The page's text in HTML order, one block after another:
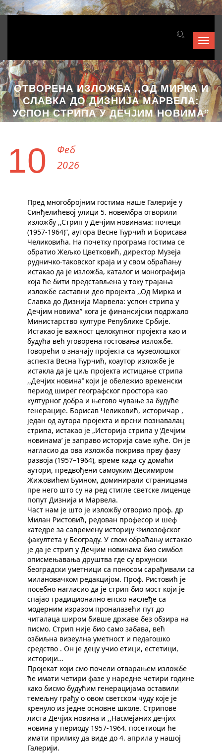
ОТВОРЕНА ИЗЛОЖБА ,,ОД МИРКА И
СЛАВКА ДО ДИЗНИЈА МАРВЕЛА:
УСПОН СТРИПА У ДЕЧЈИМ НОВИМА”
10
Феб
2026
Пред многобројним гостима наше Галерије у
Синђелићевој улици 5. новембра отворили
изложбу ,,Стрип у Дечјим новинама: почеци
(1957-1964)”, аутора Весне Ћурчић и Борисава
Челиковића. На почетку програма гостима се
обратио Жељко Цветковић, директор Музеја
рудничко-таковског краја и у свом обраћању
истакао да је изложба, каталог и монографија
која ће бити представљена у току трајања
изложбе саставни део пројекта ,,Од Мирка и
Славка до Дизнија Марвела: успон стрипа у
Дечјим новима” кога је финансијски подржало
Министарство културе Републике Србије.
Истакао је важност целокупног пројекта као и
будућа већ уговорена гостовања изложбе.
Говорећи о значају пројекта са музеолошког
аспекта Весна Ћурчић, коаутор изложбе је
истакла да је циљ пројекта истицање стрипа
,,Дечјих новина’’ који је обележио временски
период ширег географског простора као
културног добра и његово чување за будуће
генерације. Борисав Челиковић, историчар ,
један од аутора пројекта и врсни познавалац
стрипа, истакао је „Историја стрипа у ‘Дечјим
новинама’ је заправо историја саме куће. Он је
нагласио да ова изложба покрива прву фазу
развоја (1957–1964), време када су домаћи
аутори, предвођени самоуким Десимиром
Жижовићем Буином, доминирали страницама
пре него што су на ред стигле светске лиценце
попут Дизнија и Марвела.
Част нам је што је изложбу отворио проф. др
Милан Ристовић, редован професор и шеф
катедре за савремену историју Филозофског
факултета у Београду. У свом обраћању истакао
је да је стрип у Дечјим новинама био симбол
описмењавања друштва где су врхунски
београдски уметници са поносом сарађивали са
милановачком редакцијом. Проф. Ристовић је
посебно нагласио да је стрип био мост који је
спајао традиционално епско наслеђе са
модерним изразом проналазећи пут до
читалаца широм бивше државе без обзира на
писмо. Стрип није био само забава, већ
озбиљна визеулна уметност и педагошко
средство . Он је децу учио етици, естетици,
историји…
Пројекат који смо почели отварањем изложбе
ће имати четири фазе у наредне четири године
како бисмо будућим генерацијама оставили
темељну грађу о овом светском чуду које је
кренуло из једне основне школе. Стрипове
листа Дечјих новина и ,,Насмејаних дечјих
новина у периоду 1957-1964. посетиоци ће
имати прилику да виде до 4. априла у нашој
Галерији.